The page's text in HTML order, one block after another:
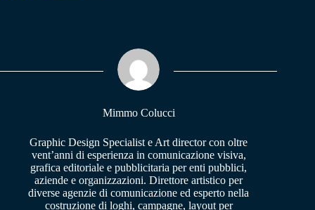
pp m
Mimmo Colucci
Graphic Design Specialist e Art director con oltre
vent’anni di esperienza in comunicazione visiva,
grafica editoriale e pubblicitaria per enti pubblici,
aziende e organizzazioni. Direttore artistico per
diverse agenzie di comunicazione ed esperto nella
costruzione di loghi, campagne, layout per